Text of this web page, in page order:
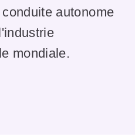
autonome
mondiale.